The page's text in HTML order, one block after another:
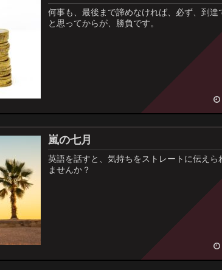
何事も、最後まで諦めなければ、必ず、到達
と思ってからが、勝負です。
嵐の七月
英語を話すと、気持ちをストレートに伝えら
ませんか？